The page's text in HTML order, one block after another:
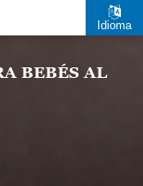
Idioma
BEBÉS AL